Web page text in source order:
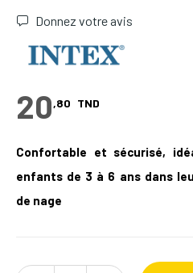
Donnez votre avis
20,80 TND
Confortable et sécurisé,
enfants de 3 à 6 ans dans
de nage